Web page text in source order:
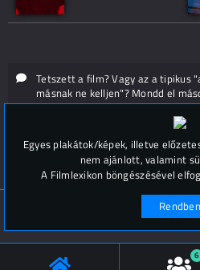
Tetszett a film? Vagy az a tipikus
másnak ne kelljen"? Mondd el
6
© Filmlexikon 2019-2026
Egyes plakátok/képek, illetve
nem ajánlott, valamint
A Filmlexikon böngészésével
Rendben